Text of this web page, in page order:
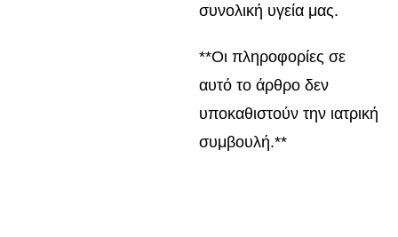
συνολική υγεία μας.
**Οι πληροφορίες σε
αυτό το άρθρο δεν
υποκαθιστούν την ιατρική
συμβουλή.**